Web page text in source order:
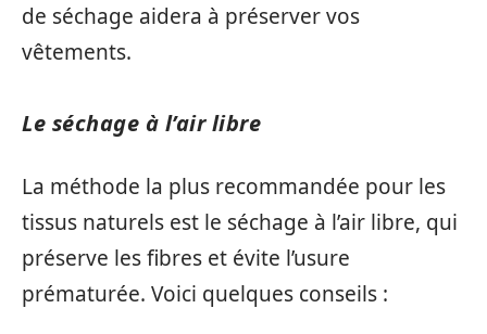
de séchage aidera à préserver vos
vêtements.
Le séchage à l’air libre
La méthode la plus recommandée pour les
tissus naturels est le séchage à l’air libre, qui
préserve les fibres et évite l’usure
prématurée. Voici quelques conseils :